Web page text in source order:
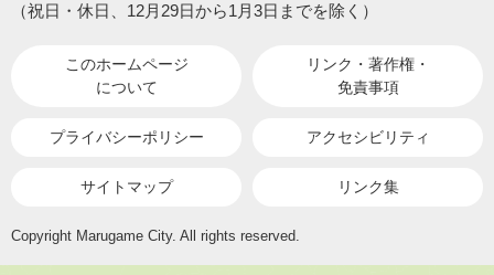
（祝日・休日、12月29日から1月3日までを除く）
このホームページ
について
リンク・著作権・
免責事項
プライバシーポリシー アクセシビリティ
サイトマップ リンク集
Copyright Marugame City. All rights reserved.